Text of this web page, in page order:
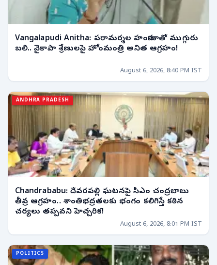
Vangalapudi Anitha: పరామర్శల హంగామాతో ముగ్గురు
బలి.. వైకాపా శ్రేణులపై హోంమంత్రి అనిత ఆగ్రహం!
August 6, 2026, 8:40 PM IST
ANDHRA PRADESH
Chandrababu: దేవరపల్లి ఘటనపై సీఎం చంద్రబాబు
తీవ్ర ఆగ్రహం.. శాంతిభద్రతలకు భంగం కలిగిస్తే కఠిన
చర్యలు తప్పవని హెచ్చరిక!
August 6, 2026, 8:01 PM IST
POLITICS